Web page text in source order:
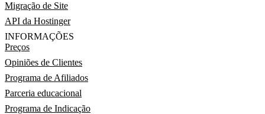
Migração de Site
API da Hostinger
INFORMAÇÕES
Preços
Opiniões de Clientes
Programa de Afiliados
Parceria educacional
Programa de Indicação